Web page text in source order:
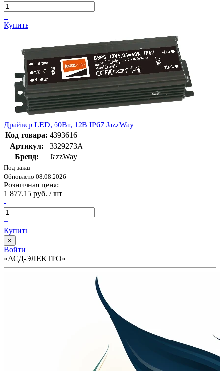
+
Купить
Драйвер LED, 60Вт, 12В IP67 JazzWay
Код товара: 4393616
Артикул:
3329273A
Бренд:
JazzWay
Под заказ
Обновлено 08.08.2026
Розничная цена:
1 877.15 руб. / шт
-
+
Купить
×
Войти
«АСД-ЭЛЕКТРО»